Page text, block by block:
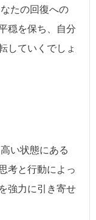
たの回復への
穏を保ち、自分
していくでしょ
い状態にある
考と行動によっ
強力に引き寄せ